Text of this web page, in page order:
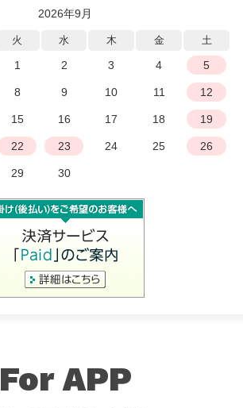
2026年9月
火 水 木 金 土
1 2 3 4 5
8 9 10 11 12
15 16 17 18 19
22 23 24 25 26
29 30
For APP